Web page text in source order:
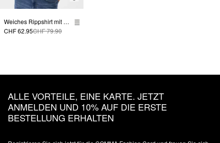
Weiches Rippshirt mit Rollkragen im Slim Fit
CHF 62.95CHF 79.90
ALLE VORTEILE, EINE KARTE. JETZT
ANMELDEN UND 10% AUF DIE ERSTE
BESTELLUNG ERHALTEN